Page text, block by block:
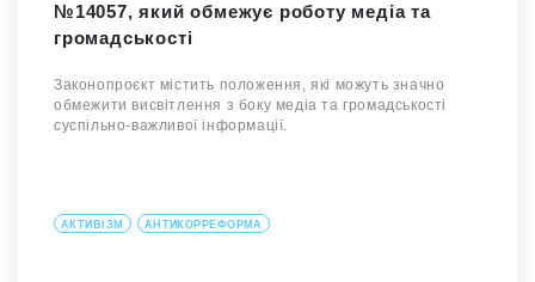
№14057, який обмежує роботу медіа та
громадськості
Законопроєкт містить положення, які можуть значно
обмежити висвітлення з боку медіа та громадськості
суспільно-важливої інформації.
АКТИВІЗМ АНТИКОРРЕФОРМА